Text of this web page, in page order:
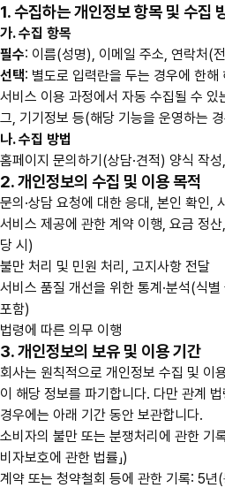
1. 수집하는 개인정보 항목 및 수집
가. 수집 항목
필수: 이름(성명), 이메일 주소, 연락처(
선택: 별도로 입력란을 두는 경우에 한해
서비스 이용 과정에서 자동 수집될 수
그, 기기정보 등(해당 기능을 운영하는
나. 수집 방법
홈페이지 문의하기(상담·견적) 양식 작
2. 개인정보의 수집 및 이용 목적
문의·상담 요청에 대한 응대, 본인 확인,
서비스 제공에 관한 계약 이행, 요금 정
당 시)
불만 처리 및 민원 처리, 고지사항 전달
서비스 품질 개선을 위한 통계·분석(식
포함)
법령에 따른 의무 이행
3. 개인정보의 보유 및 이용 기간
회사는 원칙적으로 개인정보 수집 및 이
이 해당 정보를 파기합니다. 다만 관계
경우에는 아래 기간 동안 보관합니다.
소비자의 불만 또는 분쟁처리에 관한 기
비자보호에 관한 법률」)
계약 또는 청약철회 등에 관한 기록: 5년